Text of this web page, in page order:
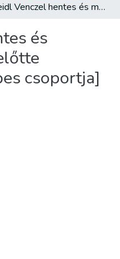
[Zeidl Venczel hentes és mészáros üzlete, előtte alkalmazottak népes csoportja]
és
csoportja]